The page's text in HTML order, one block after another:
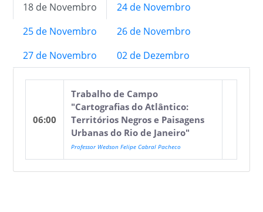
18 de Novembro
24 de Novembro
25 de Novembro
26 de Novembro
27 de Novembro
02 de Dezembro
06:00
Trabalho de Campo
"Cartografias do Atlântico:
Territórios Negros e Paisagens
Urbanas do Rio de Janeiro"
Professor Wedson Felipe Cabral Pacheco